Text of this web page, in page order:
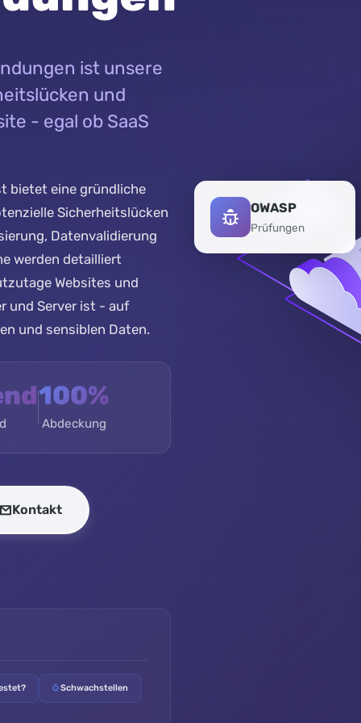
ist unsere
und
- egal ob SaaS
bietet eine gründliche
Sicherheitslücken
Datenvalidierung
werden detailliert
Websites und
und Server ist - auf
und sensiblen Daten.
100%
Abdeckung
Kontakt
Schwachstellen
Prüfungen